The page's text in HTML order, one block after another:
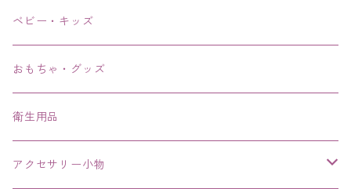
リング、指輪
ブレスレット、バングル、ブレス、腕輪
ネックレス、チョーカー
その他
ベビー・キッズ
おもちゃ・グッズ
衛生用品
アクセサリー小物